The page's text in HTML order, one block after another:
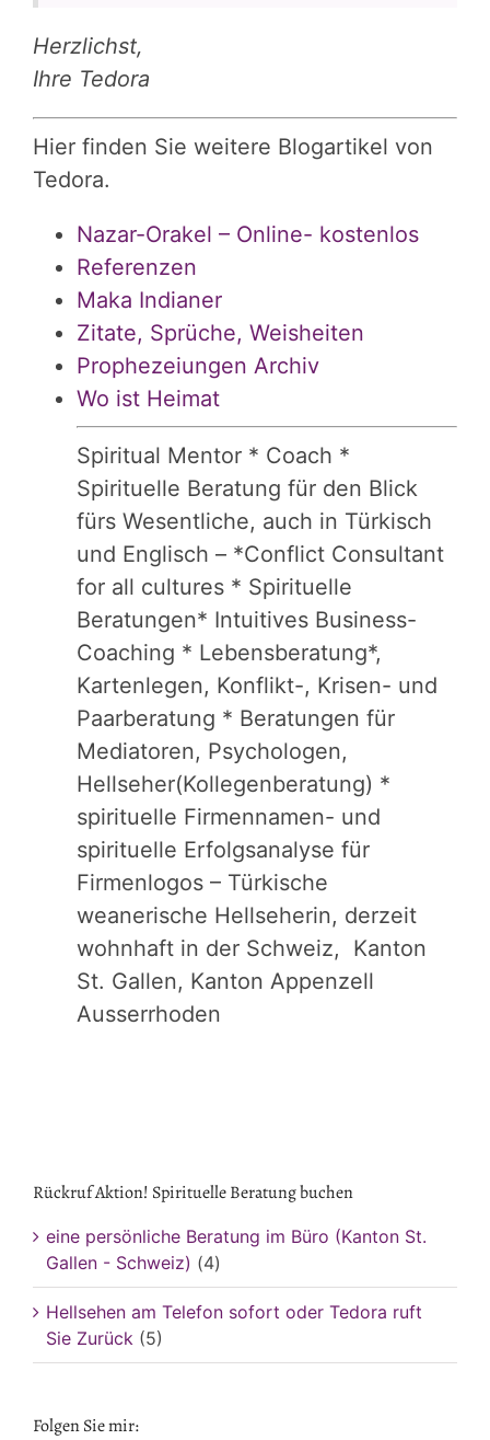
Herzlichst,
Ihre Tedora
Hier finden Sie weitere Blogartikel von
Tedora.
Nazar-Orakel – Online- kostenlos
Referenzen
Maka Indianer
Zitate, Sprüche, Weisheiten
Prophezeiungen Archiv
Wo ist Heimat
Spiritual Mentor * Coach *
Spirituelle Beratung für den Blick
fürs Wesentliche, auch in Türkisch
und Englisch – *Conflict Consultant
for all cultures * Spirituelle
Beratungen* Intuitives Business-
Coaching * Lebensberatung*,
Kartenlegen, Konflikt-, Krisen- und
Paarberatung * Beratungen für
Mediatoren, Psychologen,
Hellseher(Kollegenberatung) *
spirituelle Firmennamen- und
spirituelle Erfolgsanalyse für
Firmenlogos – Türkische
weanerische Hellseherin, derzeit
wohnhaft in der Schweiz, Kanton
St. Gallen, Kanton Appenzell
Ausserrhoden
Rückruf Aktion! Spirituelle Beratung buchen
eine persönliche Beratung im Büro (Kanton St.
Gallen - Schweiz) (4)
Hellsehen am Telefon sofort oder Tedora ruft
Sie Zurück (5)
Folgen Sie mir: